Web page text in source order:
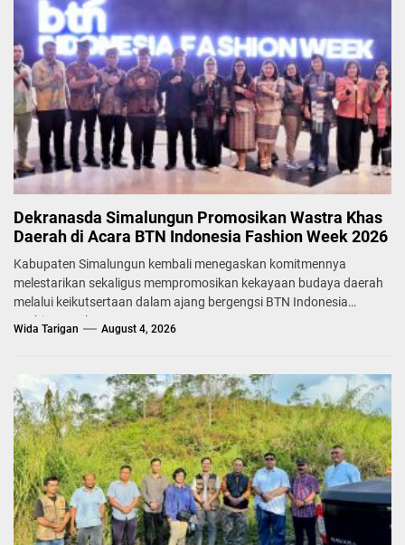
Dekranasda Simalungun Promosikan Wastra Khas
Daerah di Acara BTN Indonesia Fashion Week 2026
Kabupaten Simalungun kembali menegaskan komitmennya
melestarikan sekaligus mempromosikan kekayaan budaya daerah
melalui keikutsertaan dalam ajang bergengsi BTN Indonesia
Fashion Week...
Wida Tarigan August 4, 2026